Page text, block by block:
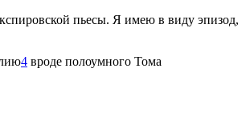
пьесы. Я имею в виду эпизод,
4 вроде полоумного Тома